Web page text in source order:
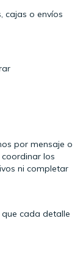
cajas o envíos
por mensaje o
los
ni completar
cada detalle